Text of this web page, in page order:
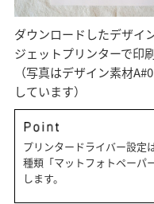
ダウンロードしたデザイ
ジェットプリンターで印
（写真はデザイン素材
しています）
プリンタードライバー設定
種類「マットフォトペーパ
します。